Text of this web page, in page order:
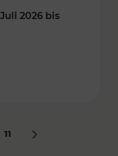
2026 bis
11 Nächstes